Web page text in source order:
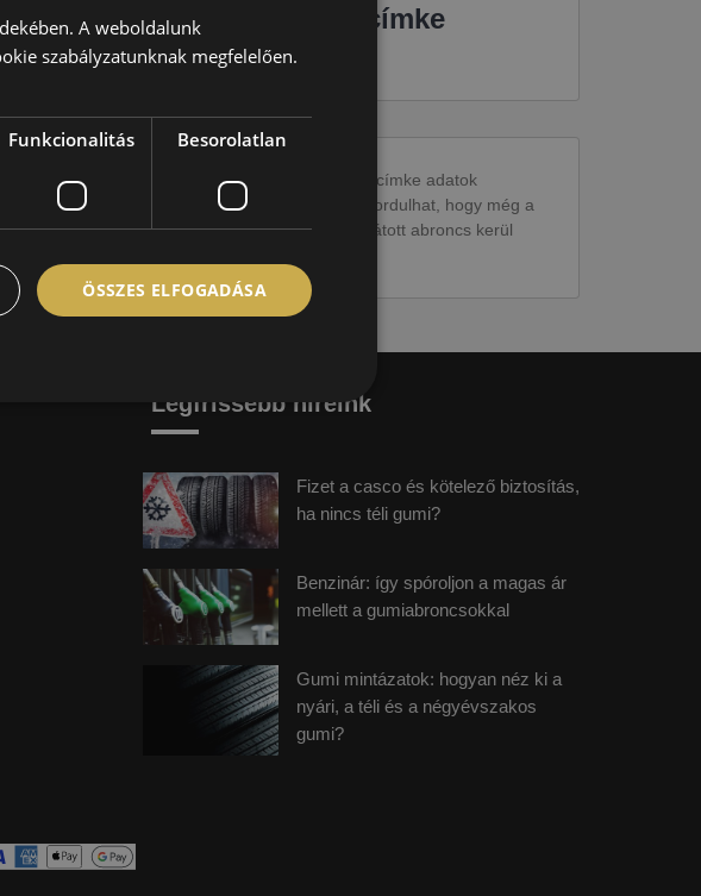
EU-s abroncscímke
Figyelem a feltüntetett címke adatok
tájékoztató jellegűek. Előfordulhat, hogy még a
korábbi EU-s címkével ellátott abroncs kerül
Legfrissebb híreink
Fizet a casco és kötelező biztosítás,
ha nincs téli gumi?
Benzinár: így spóroljon a magas ár
mellett a gumiabroncsokkal
Gumi mintázatok: hogyan néz ki a
nyári, a téli és a négyévszakos
gumi?
A weboldalunk
szabályzatunknak megfelelően.
Funkcionalitás Besorolatlan
ÖSSZES ELFOGADÁSA